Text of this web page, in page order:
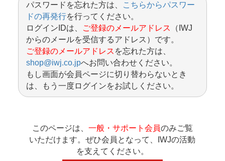
パスワードを忘れた方は、
こちらからパスワー
ドの再発行を行ってください。
ログインIDは、
ご登録のメールアドレス
（IWJ
からのメールを受信するアドレス）です。
ご登録のメールアドレス を忘れた方は、
shop@iwj.co.jpへお問い合わせください。
もし画面が会員ページに切り替わらないとき
は、もう一度ログインをお試しください。
このページは、 一般・サポート会員のみご覧
いただけます。ぜひ会員となって、IWJの活動
を支えてください。